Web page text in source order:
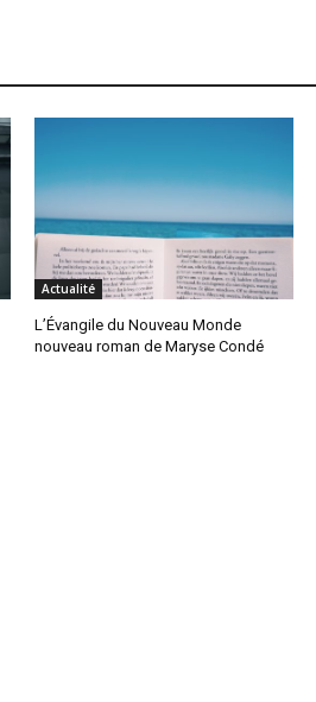
Actualité
L’Évangile du Nouveau Monde
nouveau roman de Maryse Condé